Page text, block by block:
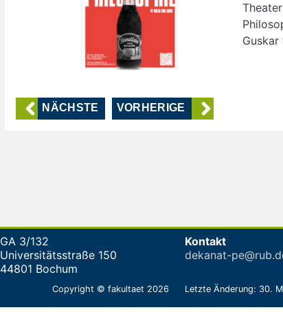
NÄCHSTE VORHERIGE
GA 3/132
Universitätsstraße 150
44801 Bochum
Kontakt
dekanat-
Copyright © fakultaet 2026 Letzte Änderung: 30.